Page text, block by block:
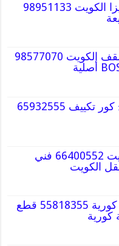
مكتب استخراج فيزا الكويت 98951133
شركة سماعات سقف الكويت 98577070
قص خرسانه وفتح كور تكييف 65932555
تظليل سيارة الكويت 66400552 فني
الكويت
قطع غيار سيارات كورية 55818355 قطع
كورية